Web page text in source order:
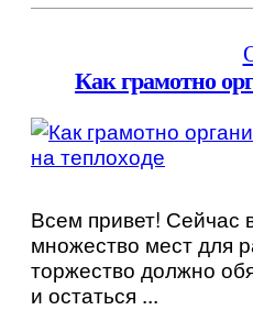
Как грамотно
Всем привет! Сейчас
множество мест для
торжество должно
и остаться ...